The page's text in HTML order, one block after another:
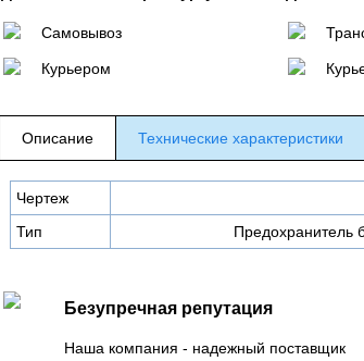
Самовывоз
Курьером
Описание Технические характеристики
Чертеж
Тип
Предохранитель
Безупречная репутация
Наша компания - надежный поставщик